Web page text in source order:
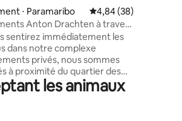
⋅ Paramaribo Évaluation moyenne
4,84 (38)
Anton Drachten à travers
sentirez immédiatement les
dans notre complexe
privés, nous sommes
à proximité du quartier des
et du centre-ville
Toute la cour est entourée de
les animaux